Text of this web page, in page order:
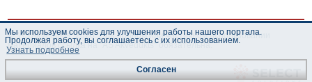
© "AS Akvedukts" 2026. При полном или частичном использовании
материалов ссылка на "AS Akvedukts" обязательна.
Мы используем cookies для улучшения работы нашего портала.
Продолжая работу, вы соглашаетесь с их использованием.
Узнать подробнее
Согласен